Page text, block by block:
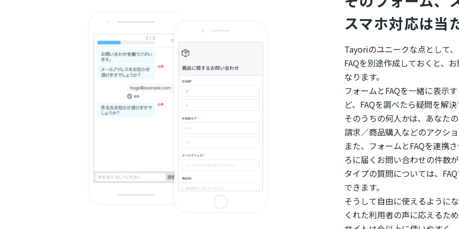
スマホ対応は当
Tayoriのユニークな点として
FAQを別途作成しておくと、
なります。
フォームとFAQを一緒に表示
ど、FAQを調べたら疑問を解
そのうちの何人かは、あなた
請求／商品購入などのアクシ
また、フォームとFAQを連携
ろに届くお問い合わせの件数
タイプの質問については、
できます。
そうして自由に使えるように
くれた利用者の声に応えるた